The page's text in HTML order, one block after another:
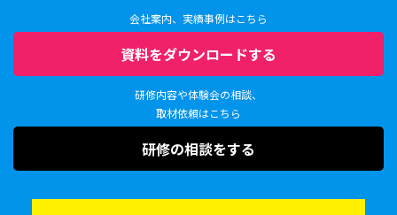
会社案内、実績事例はこちら
資料をダウンロードする
研修内容や体験会の相談、
取材依頼はこちら
研修の相談をする